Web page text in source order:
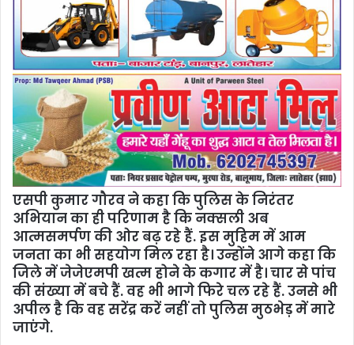
एसपी कुमार गौरव ने कहा कि पुलिस के निरंतर
अभियान का ही परिणाम है कि नक्सली अब
आत्मसमर्पण की ओर बढ़ रहे हैं. इस मुहिम में आम
जनता का भी सहयोग मिल रहा है। उन्होंने आगे कहा कि
जिले में जेजेएमपी खत्म होने के कगार में है। चार से पांच
की संख्या में बचे हैं. वह भी भागे फिरे चल रहे हैं. उनसे भी
अपील है कि वह सरेंद्र करें नहीं तो पुलिस मुठभेड़ में मारे
जाएंगे.